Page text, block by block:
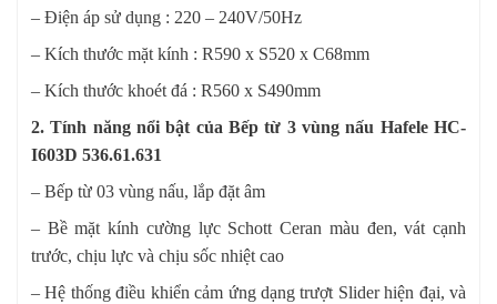
– Điện áp sử dụng : 220 – 240V/50Hz
– Kích thước mặt kính : R590 x S520 x C68mm
– Kích thước khoét đá : R560 x S490mm
2. Tính năng nổi bật của Bếp từ 3 vùng nấu Hafele HC-
I603D 536.61.631
– Bếp từ 03 vùng nấu, lắp đặt âm
– Bề mặt kính cường lực Schott Ceran màu đen, vát cạnh
trước, chịu lực và chịu sốc nhiệt cao
– Hệ thống điều khiển cảm ứng dạng trượt Slider hiện đại, và